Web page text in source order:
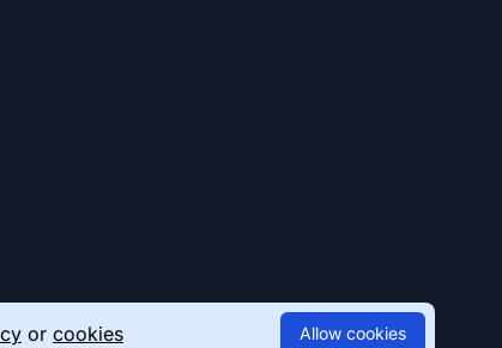
or cookies Allow cookies